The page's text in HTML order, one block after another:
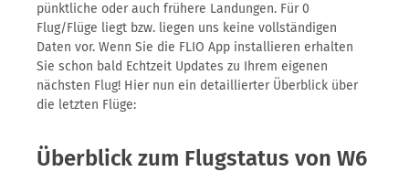
pünktliche oder auch frühere Landungen. Für 0
Flug/Flüge liegt bzw. liegen uns keine vollständigen
Daten vor. Wenn Sie die FLIO App installieren erhalten
Sie schon bald Echtzeit Updates zu Ihrem eigenen
nächsten Flug! Hier nun ein detaillierter Überblick über
die letzten Flüge:
Überblick zum Flugstatus von W6